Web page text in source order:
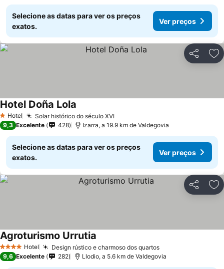
Selecione as datas para ver os preços
exatos.
Ver preços
Partilhar
1 Estrelas
Hotel Solar histórico do século XVI
Hotel Doña Lola
9,3 Excelente 428 Izarra, a 19.9 km de Valdegovia
Selecione as datas para ver os preços
exatos.
Ver preços
Partilhar
4 EstrelasHotel Design rústico e charmoso dos quartos
Agroturismo Urrutia
9,6 Excelente 282 Llodio, a 5.6 km de Valdegovia